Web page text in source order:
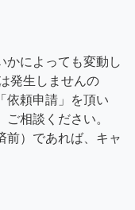
かによっても変動し
発生しませんの
依頼申請」を頂い
相談ください。
）であれば、キャ